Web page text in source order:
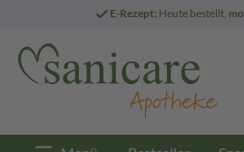
E-Rezept: Heute bestellt,